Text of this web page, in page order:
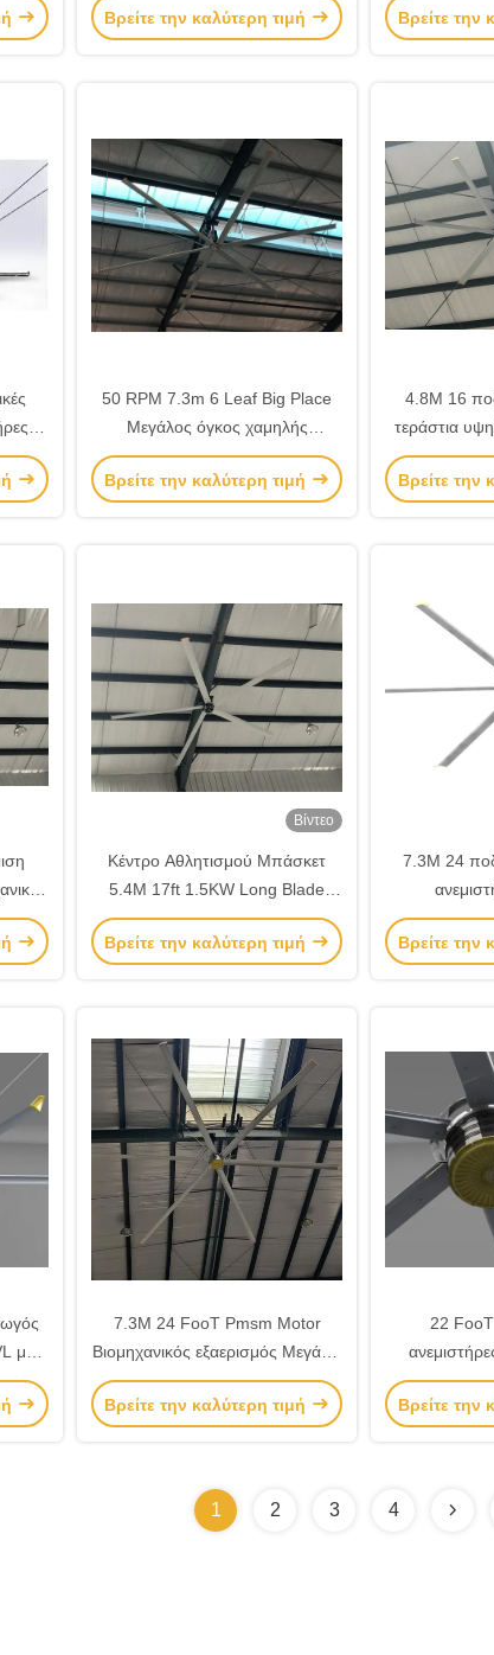
Βρείτε την καλύτερη τιμή Βρείτε την
50 RPM 7.3m 6 Leaf Big Place
Μεγάλος όγκος χαμηλής
ταχύτητας ανεμιστήρες
Βρείτε την καλύτερη τιμή
4.8M 16
τεράστια
HVLS
Βρείτε την
Βίντεο
Κέντρο Αθλητισμού Μπάσκετ
5.4M 17ft 1.5KW Long Blade
Ceiling Fan
Βρείτε την καλύτερη τιμή
7.3M 24
Βρείτε την
με
7.3M 24 FooT Pmsm Motor
Βιομηχανικός εξαερισμός Μεγάλοι
ανεμιστήρες HVLS
Βρείτε την καλύτερη τιμή
22 FooT
Βρείτε την
1 2 3 4